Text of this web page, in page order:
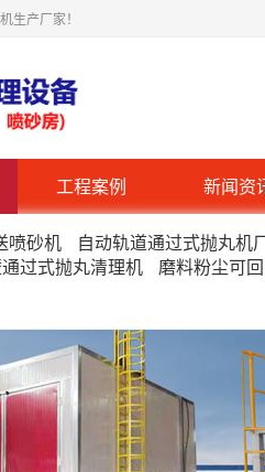
生产厂家！
工程案例 新闻资
喷砂机 自动轨道通过式抛丸机
过式抛丸清理机 磨料粉尘可